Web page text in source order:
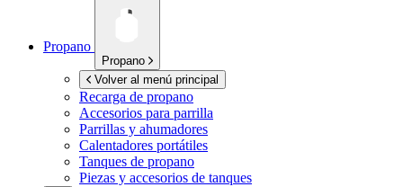
Propano
Propano
Volver al menú principal
Recarga de propano
Accesorios para parrilla
Parrillas y ahumadores
Calentadores portátiles
Tanques de propano
Piezas y accesorios de tanques